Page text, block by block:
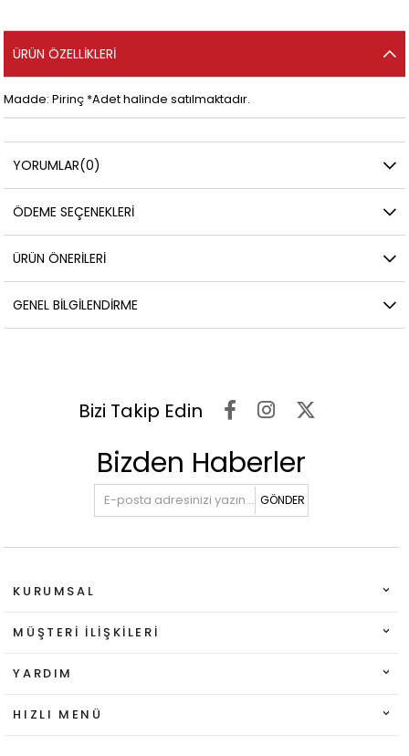
ÜRÜN ÖZELLIKLERI
Madde: Pirinç *Adet halinde satılmaktadır.
YORUMLAR(0)
ÖDEME SEÇENEKLERI
ÜRÜN ÖNERILERI
GENEL BILGILENDIRME
Bizi Takip Edin
Bizden Haberler
GÖNDER
KURUMSAL
MÜŞTERI İLIŞKILERI
YARDIM
HIZLI MENÜ